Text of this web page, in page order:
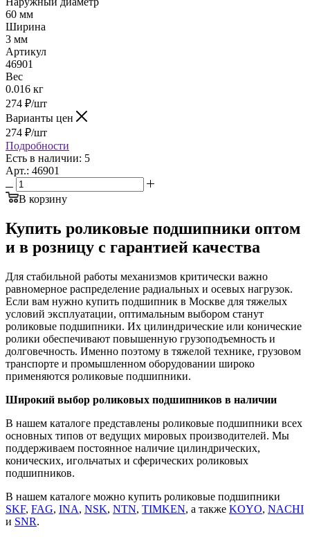
60 мм
Ширина
3 мм
Артикул
46901
Вес
0.016 кг
274 ₽/шт
Варианты цен
274 ₽/шт
Подробности
Есть в наличии: 5
Арт.: 46901
В корзину
Купить роликовые подшипники оптом
и в розницу с гарантией качества
Для стабильной работы механизмов критически важно
равномерное распределение радиальных и осевых нагрузок.
Если вам нужно купить подшипник в Москве для тяжелых
условий эксплуатации, оптимальным выбором станут
роликовые подшипники. Их цилиндрические или конические
ролики обеспечивают повышенную грузоподъемность и
долговечность. Именно поэтому в тяжелой технике, грузовом
транспорте и промышленном оборудовании широко
применяются роликовые подшипники.
Широкий выбор роликовых подшипников в наличии
В нашем каталоге представлены роликовые подшипники всех
основных типов от ведущих мировых производителей. Мы
поддерживаем постоянное наличие цилиндрических,
конических, игольчатых и сферических роликовых
подшипников.
В нашем каталоге можно купить роликовые подшипники
SKF, FAG, INA, NSK, NTN, TIMKEN, а также KOYO, NACHI
и SNR.